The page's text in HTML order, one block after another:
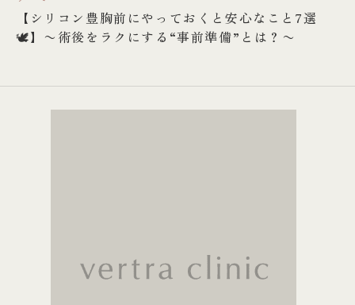
【シリコン豊胸前にやっておくと安心なこと7選
🕊️】〜術後をラクにする“事前準備”とは？〜